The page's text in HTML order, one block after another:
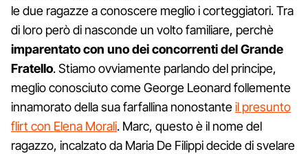
le due ragazze a conoscere meglio i corteggiatori. Tra
di loro però di nasconde un volto familiare, perchè
imparentato con uno dei concorrenti del Grande
Fratello. Stiamo ovviamente parlando del principe,
meglio conosciuto come George Leonard follemente
innamorato della sua farfallina nonostanteil presunto
flirt con Elena Morali. Marc, questo è il nome del
ragazzo, incalzato da Maria De Filippi decide di svelare